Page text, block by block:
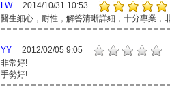
LW
2014/10/31 10:53
醫生細心，耐性，解答清晰詳細，十分專業，
YY
2012/02/05 9:05
非常好!
手勢好!